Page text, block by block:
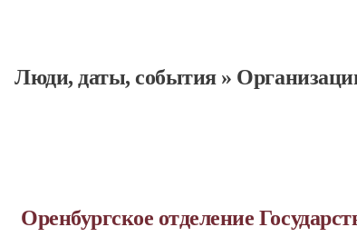
Люди, даты, cобытия»
Оренбургское отделение